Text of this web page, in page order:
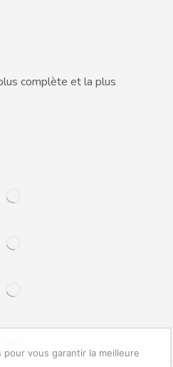
complète et la plus
vous garantir la meilleure